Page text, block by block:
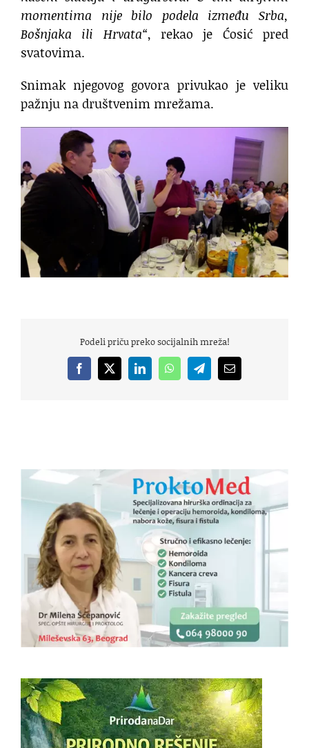
momentima nije bilo podela između Srba,
Bošnjaka ili Hrvata“, rekao je Ćosić pred
svatovima.
Snimak njegovog govora privukao je veliku
pažnju na društvenim mrežama.
Podeli priču preko socijalnih mreža!
Facebook
X LinkedInWhatsAppTelegramEmail